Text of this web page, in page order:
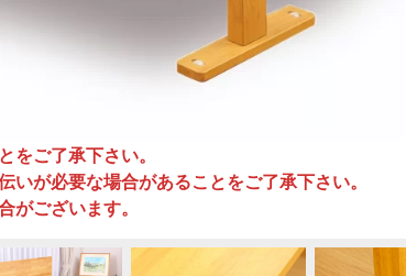
をご了承下さい。
が必要な場合があることをご了承下さい。
がございます。